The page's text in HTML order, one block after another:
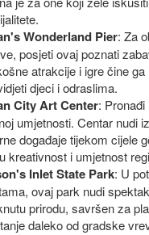
Wonderland Pier: Za
posjeti ovaj poznati
atrakcije i igre čine
djeci i odraslima.
City Art Center:
umjetnosti. Centar nudi
događaje tijekom cijele
kreativnost i umjetnost
Inlet State Park: U
ovaj park nudi
prirodu, savršen za
daleko od gradske